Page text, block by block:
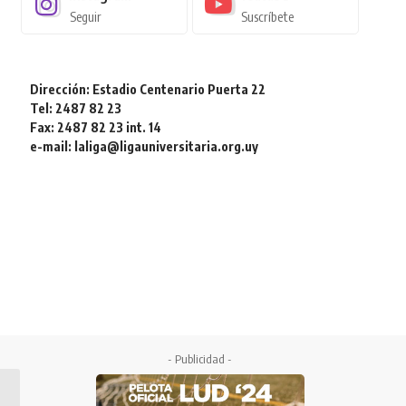
Seguir Suscríbete
Dirección: Estadio Centenario Puerta 22
Tel: 2487 82 23
Fax: 2487 82 23 int. 14
e-mail: laliga@ligauniversitaria.org.uy
- Publicidad -